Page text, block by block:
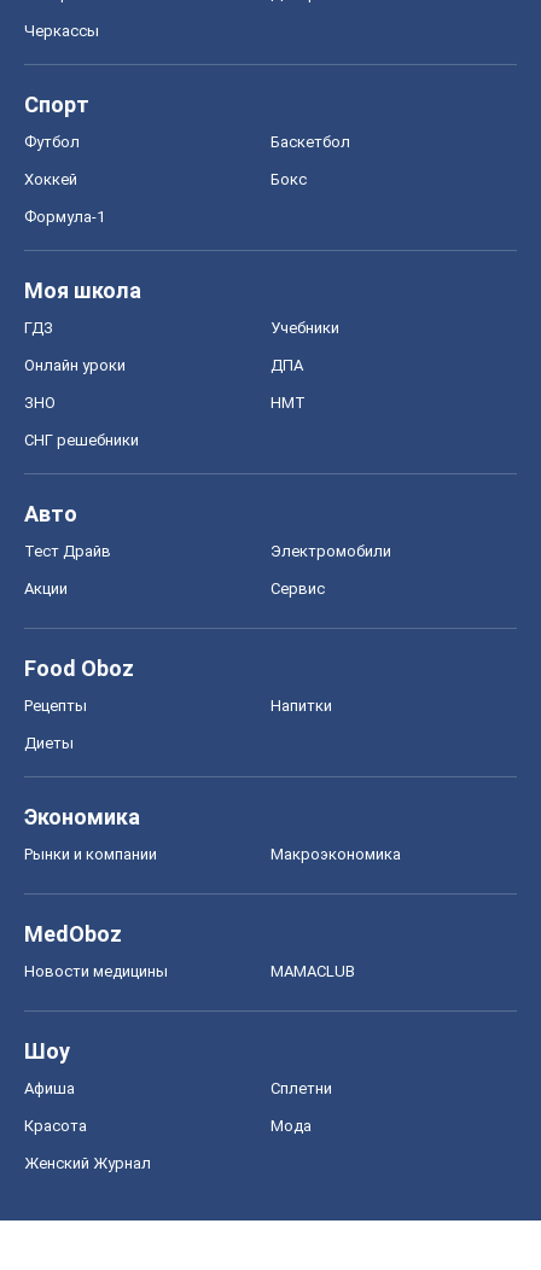
Черкассы
Спорт
Футбол Баскетбол
Хоккей Бокс
Формула-1
Моя школа
ГДЗ Учебники
Онлайн уроки ДПА
ЗНО НМТ
СНГ решебники
Авто
Тест Драйв Электромобили
Акции Сервис
Food Oboz
Рецепты Напитки
Диеты
Экономика
Рынки и компании Mакроэкономика
MedOboz
Новости медицины MAMACLUB
Шоу
Афиша Сплетни
Красота Мода
Женский Журнал